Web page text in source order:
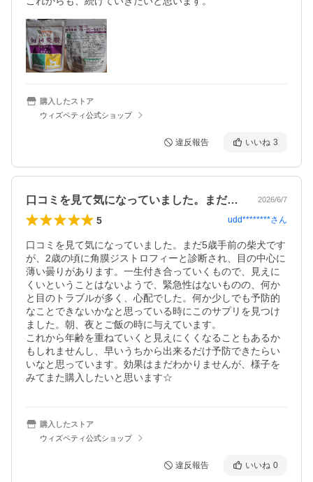
購入したストア
ウィズペティ公式ショップ
違反報告 いいね 3
口コミを見て気になっていました。まだ5… 2026/6/7
5 udd********さん
口コミを見て気になっていました。まだ5歳手前の柴犬です
が、2歳の頃に角膜ジストロフィーと診断され、目の中心に
薄い曇りがあります。一生付き合っていくもので、見えに
くいということはないようで、緊急性はないものの、何か
と目のトラブルが多く、心配でした。何か少しでも予防的
なことできないかなと思っている時にこのサプリを見つけ
ました。朝、夜とご飯の時に与えています。
これから年齢を重ねていくと見えにくくなることもあるか
もしれませんし、早いうちから出来るだけ予防できたらい
いなと思っています。効果はまだわかりませんが、様子を
みてまた購入したいと思います☆
購入したストア
ウィズペティ公式ショップ
違反報告 いいね 0